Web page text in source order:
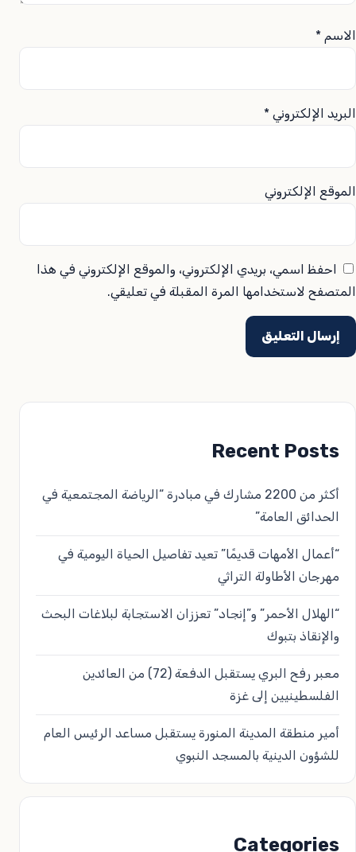
الاسم *
البريد الإلكتروني *
الموقع الإلكتروني
احفظ اسمي، بريدي الإلكتروني، والموقع الإلكتروني في هذا
المتصفح لاستخدامها المرة المقبلة في تعليقي.
Recent Posts
أكثر من 2200 مشارك في مبادرة “الرياضة المجتمعية في
الحدائق العامة”
“أعمال الأمهات قديمًا” تعيد تفاصيل الحياة اليومية في
مهرجان الأطاولة التراثي
“الهلال الأحمر” و”إنجاد” تعززان الاستجابة لبلاغات البحث
والإنقاذ بتبوك
معبر رفح البري يستقبل الدفعة (72) من العائدين
الفلسطينيين إلى غزة
أمير منطقة المدينة المنورة يستقبل مساعد الرئيس العام
للشؤون الدينية بالمسجد النبوي
Categories